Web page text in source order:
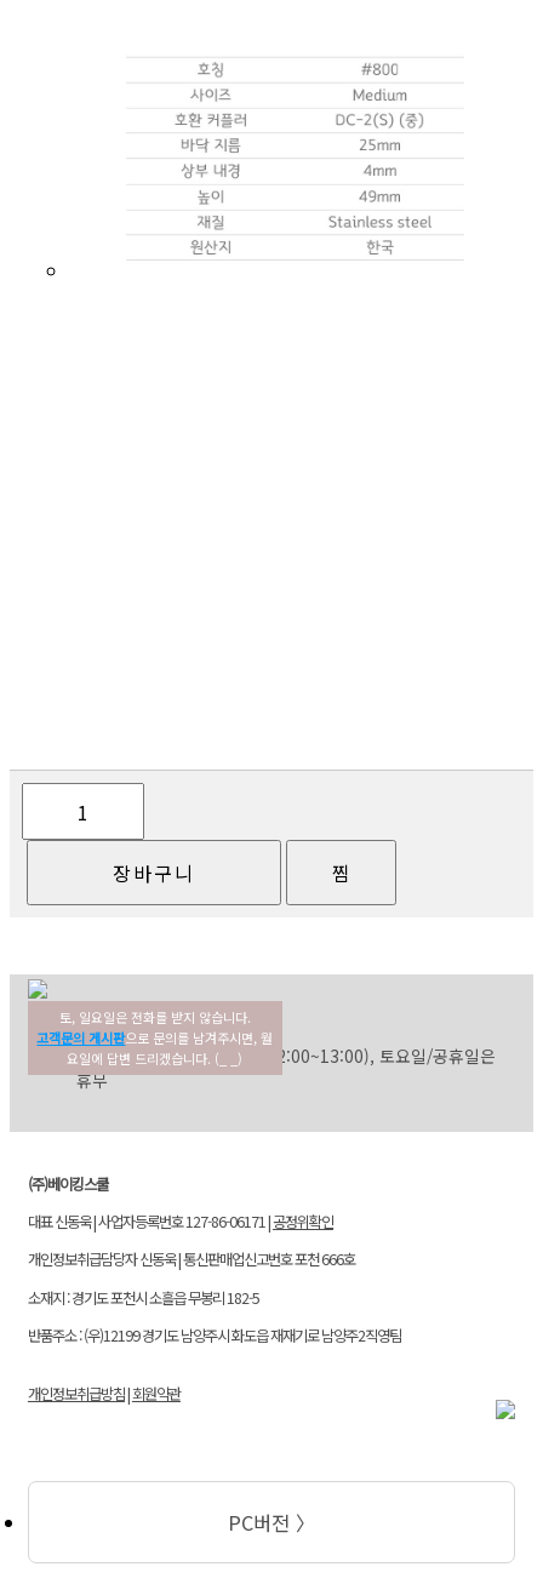
토, 일요일은 전화를 받지 않습니다.
고객문의 게시판으로 문의를 남겨주시면, 월
요일에 답변 드리겠습니다. (_ _)
고객센터 02-354-3022
평일: 09:30~17:30 (점심: 12:00~13:00), 토요일/공휴일은
휴무
(주)베이킹스쿨
대표 신동욱 | 사업자등록번호 127-86-06171 |공정위확인
개인정보취급담당자 신동욱 | 통신판매업신고번호 포천 666호
소재지 : 경기도 포천시 소흘읍 무봉리 182-5
반품주소 : (우)12199 경기도 남양주시 화도읍 재재기로 남양주2직영팀
개인정보취급방침|회원약관
PC버전 〉